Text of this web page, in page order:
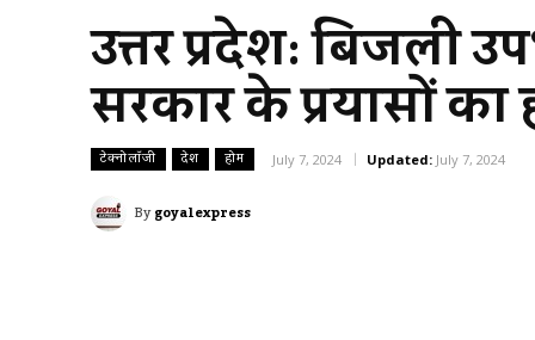
उत्तर प्रदेश: बिजली
सरकार के प्रयासों का
टेक्नोलॉजी देश होम July 7, 2024 Updated: July 7, 2024
Bygoyalexpress